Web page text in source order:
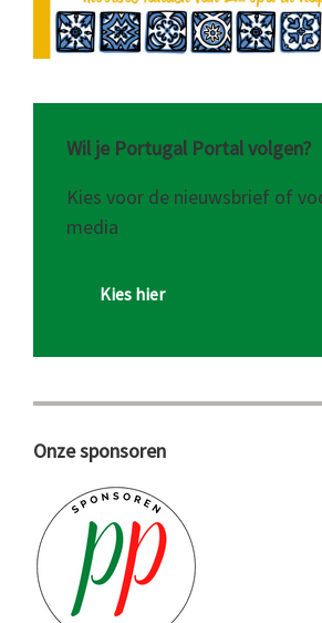
Wil je Portugal Portal volgen?
Kies voor de nieuwsbrief of
media
Kies hier
Onze sponsoren